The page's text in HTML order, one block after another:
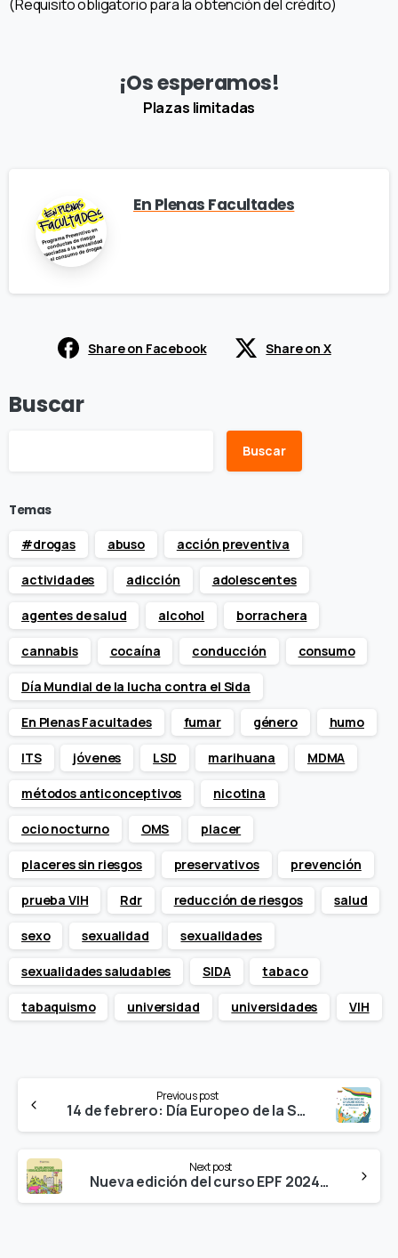
(Requisito obligatorio para la obtención del crédito)
¡Os esperamos!
Plazas limitadas
En Plenas Facultades
Share on Facebook Share on X
Buscar
Buscar
Temas
#drogas
abuso acción preventiva
actividades adicción adolescentes
agentes de salud alcohol borrachera
cannabis cocaína conducción consumo
Día Mundial de la lucha contra el Sida
En Plenas Facultades fumar género humo
ITS jóvenes LSD marihuana MDMA
métodos anticonceptivos nicotina
ocio nocturno OMS placer
placeres sin riesgos preservativos prevención
prueba VIH Rdr reducción de riesgos salud
sexo sexualidad sexualidades
sexualidades saludables SIDA tabaco
tabaquismo universidad universidades VIH
Reading
Previous post
14 de febrero: Día Europeo de la Salud Sexual y Reproductiva
Next post
Nueva edición del curso EPF 2024 «Salud, Drogas y Sexualidades Saludables » en la UB